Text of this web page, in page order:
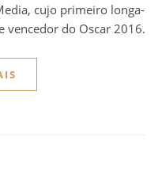
cujo primeiro longa-
vencedor do Oscar 2016.